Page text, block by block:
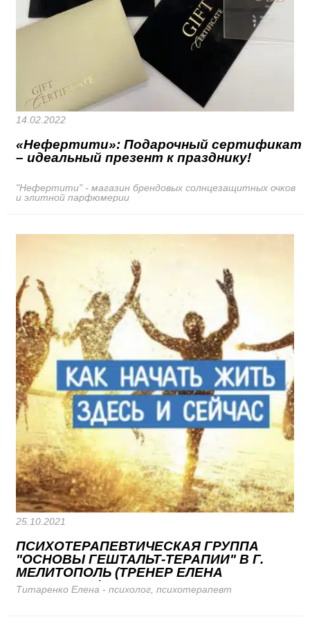
14.02.2022
«Нефертити»: Подарочный сертификат
– идеальный презент к празднику!
"Нефертити" - магазин брендовых солнцезащитных очков
и элитной парфюмерии
25.10.2021
ПСИХОТЕРАПЕВТИЧЕСКАЯ ГРУППА
"ОСНОВЫ ГЕШТАЛЬТ-ТЕРАПИИ" В Г.
МЕЛИТОПОЛЬ (ТРЕНЕР ЕЛЕНА
ТИТАРЕНКО)
Титаренко Елена - психолог, психотерапевт